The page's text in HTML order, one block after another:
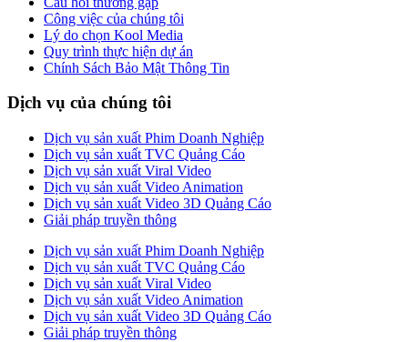
Công việc của chúng tôi
Lý do chọn Kool Media
Quy trình thực hiện dự án
Chính Sách Bảo Mật Thông Tin
Dịch vụ của chúng tôi
Dịch vụ sản xuất Phim Doanh Nghiệp
Dịch vụ sản xuất TVC Quảng Cáo
Dịch vụ sản xuất Viral Video
Dịch vụ sản xuất Video Animation
Dịch vụ sản xuất Video 3D Quảng Cáo
Giải pháp truyền thông
Dịch vụ sản xuất Phim Doanh Nghiệp
Dịch vụ sản xuất TVC Quảng Cáo
Dịch vụ sản xuất Viral Video
Dịch vụ sản xuất Video Animation
Dịch vụ sản xuất Video 3D Quảng Cáo
Giải pháp truyền thông